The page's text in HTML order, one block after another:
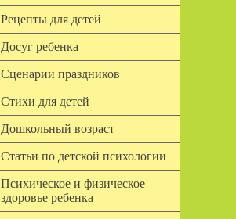
Рецепты для детей
Досуг ребенка
Сценарии праздников
Стихи для детей
Дошкольный возраст
Статьи по детской психологии
Психическое и физическое
здоровье ребенка